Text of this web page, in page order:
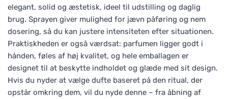
elegant, solid og æstetisk, ideel til udstilling og daglig
brug. Sprayen giver mulighed for jævn påføring og nem
dosering, så du kan justere intensiteten efter situationen.
Praktiskheden er også værdsat: parfumen ligger godt i
hånden, føles af høj kvalitet, og hele emballagen er
designet til at beskytte indholdet og glæde med sit design.
Hvis du nyder at vælge dufte baseret på den ritual, der
opstår omkring dem, vil du nyde denne – fra åbning af